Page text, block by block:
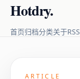
Hotdry.
首页归档分类关于RSS
ARTICLE